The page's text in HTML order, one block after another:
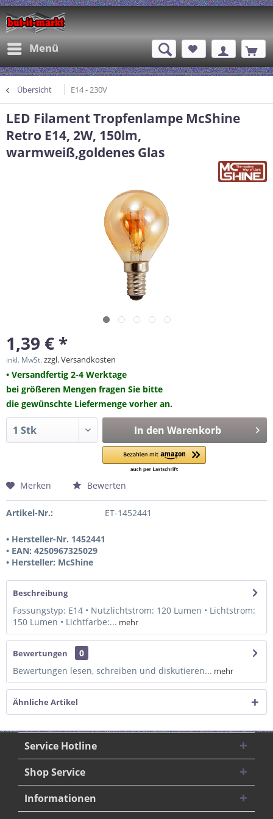
Menü
Übersicht E14 - 230V
LED Filament Tropfenlampe McShine
Retro E14, 2W, 150lm,
warmweiß,goldenes Glas
1,39 € *
inkl. MwSt.zzgl. Versandkosten
• Versandfertig 2-4 Werktage
bei größeren Mengen fragen Sie bitte
die gewünschte Liefermenge vorher an.
In den Warenkorb
Merken Bewerten
Artikel-Nr.: ET-1452441
• Hersteller-Nr. 1452441
• EAN: 4250967325029
• Hersteller: McShine
Beschreibung
Fassungstyp: E14 • Nutzlichtstrom: 120 Lumen • Lichtstrom:
150 Lumen • Lichtfarbe:... mehr
Bewertungen
0
Bewertungen lesen, schreiben und diskutieren... mehr
Ähnliche Artikel
Service Hotline
Shop Service
Informationen